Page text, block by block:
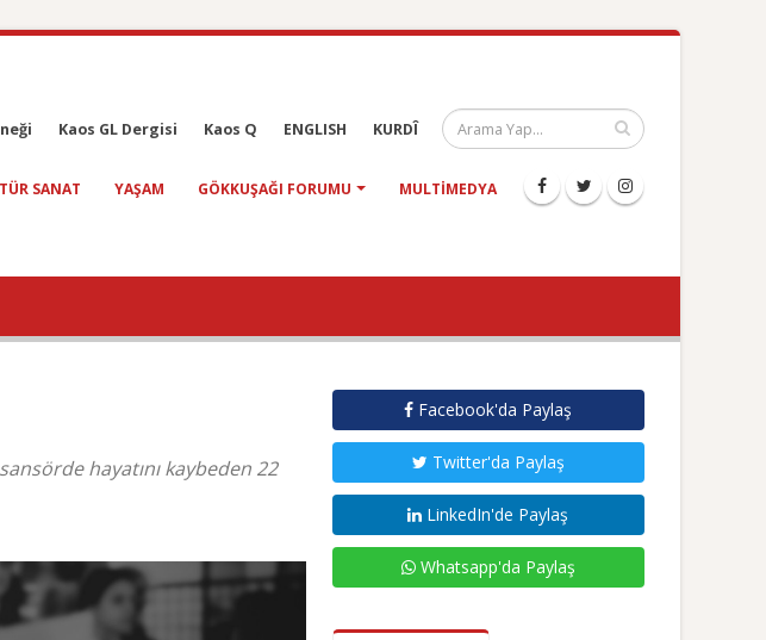
Kaos GL Dergisi Kaos Q ENGLISH KURDÎ
SANAT YAŞAM GÖKKUŞAĞI FORUMU MULTIMEDYA
hayatını kaybeden 22
Facebook'da Paylaş
Twitter'da Paylaş
LinkedIn'de Paylaş
Whatsapp'da Paylaş